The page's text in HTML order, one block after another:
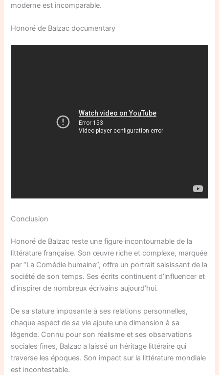
moderne est incomparable.
Honoré de Balzac documentary
Conclusion
Honoré de Balzac reste une figure incontournable de la
littérature française. Son œuvre riche et complexe, marquée
par “La Comédie humaine”, offre un portrait saisissant de la
société de son temps. Ses écrits continuent d’influencer et
d’inspirer de nombreux écrivains aujourd’hui.
De sa stature imposante à ses relations personnelles,
chaque aspect de sa vie ajoute une dimension à sa
légende. Connu pour son réalisme et ses observations
sociales fines, Balzac a laissé un héritage littéraire qui
traverse les époques. Son impact sur la littérature mondiale
est incontestable.